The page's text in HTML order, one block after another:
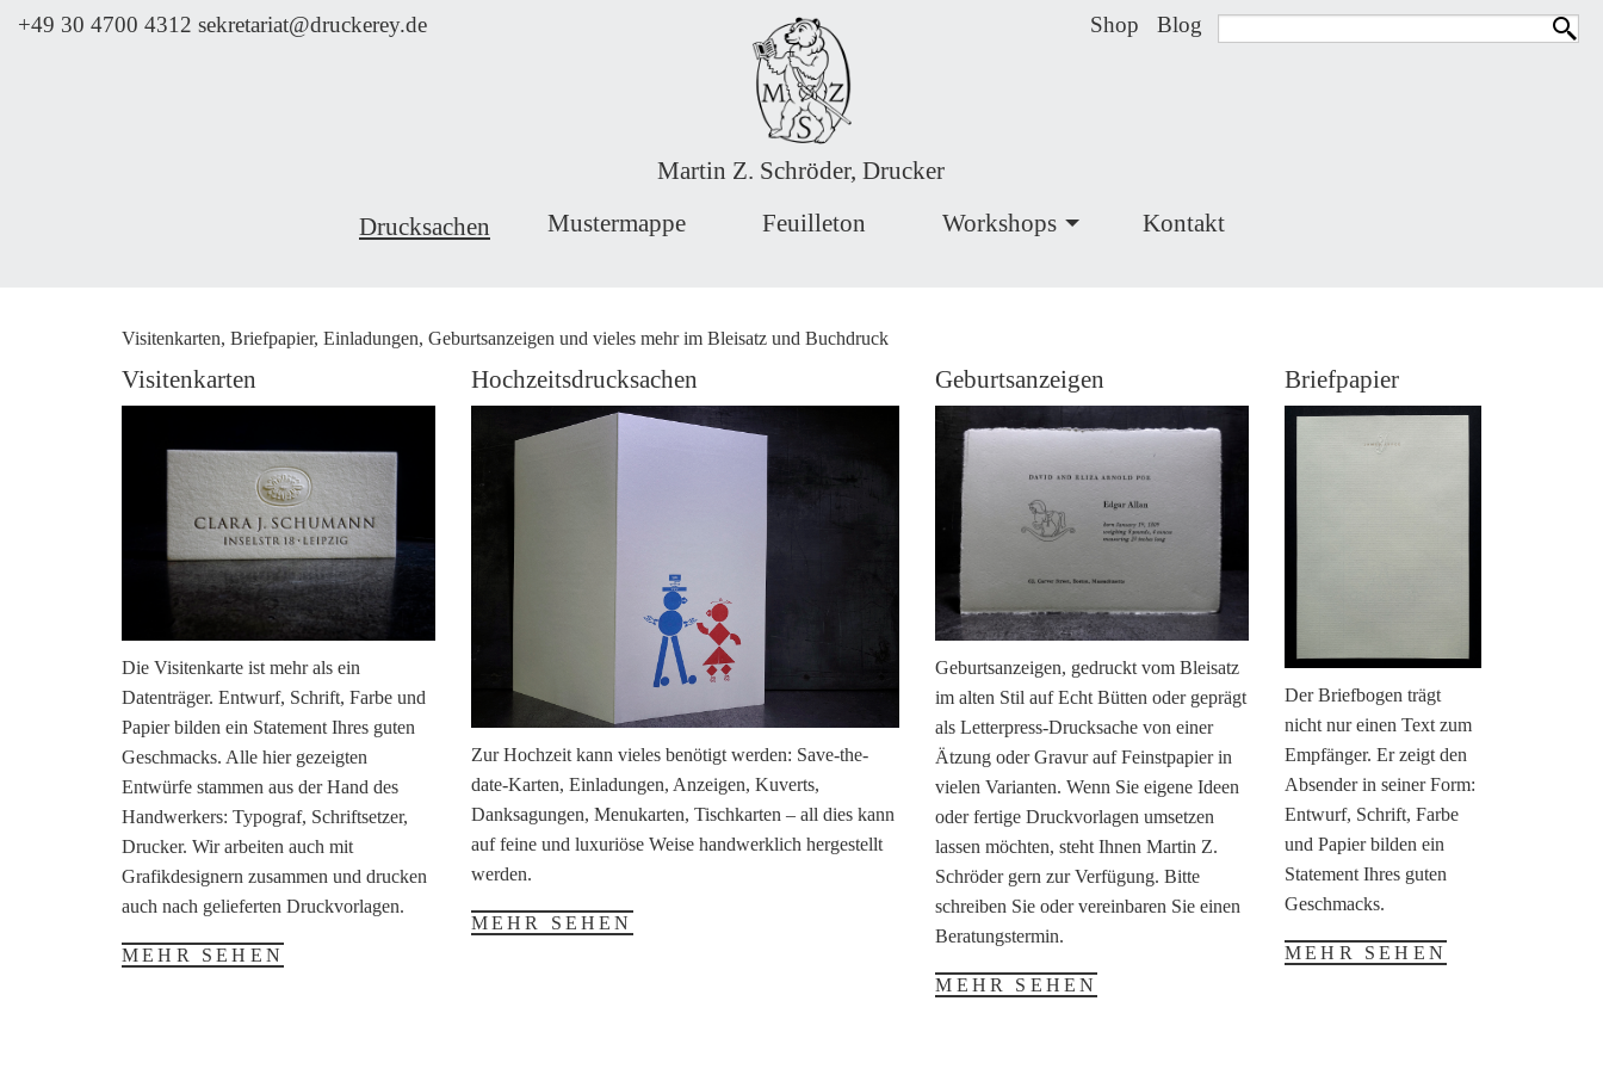
+49 30 4700 4312 sekretariat@druckerey.de
Martin Z. Schröder, Drucker
Shop Blog
Drucksachen Mustermappe Feuilleton Workshops Kontakt
Visitenkarten, Briefpapier, Einladungen, Geburtsanzeigen und vieles mehr im Bleisatz und Buchdruck
Visitenkarten
Die Visitenkarte ist mehr als ein
Datenträger. Entwurf, Schrift, Farbe und
Papier bilden ein Statement Ihres guten
Geschmacks. Alle hier gezeigten
Entwürfe stammen aus der Hand des
Handwerkers: Typograf, Schriftsetzer,
Drucker. Wir arbeiten auch mit
Grafikdesignern zusammen und drucken
auch nach gelieferten Druckvorlagen.
MEHR SEHEN
Hochzeitsdrucksachen
Zur Hochzeit kann vieles benötigt werden: Save-the-
date-Karten, Einladungen, Anzeigen, Kuverts,
Danksagungen, Menukarten, Tischkarten – all dies kann
auf feine und luxuriöse Weise handwerklich hergestellt
werden.
MEHR SEHEN
Geburtsanzeigen
Geburtsanzeigen, gedruckt vom Bleisatz
im alten Stil auf Echt Bütten oder geprägt
als Letterpress-Drucksache von einer
Ätzung oder Gravur auf Feinstpapier in
vielen Varianten. Wenn Sie eigene Ideen
oder fertige Druckvorlagen umsetzen
lassen möchten, steht Ihnen Martin Z.
Schröder gern zur Verfügung. Bitte
schreiben Sie oder vereinbaren Sie einen
Beratungstermin.
MEHR SEHEN
Briefpapier
Der Briefbogen trägt
nicht nur einen Text zum
Empfänger. Er zeigt den
Absender in seiner Form:
Entwurf, Schrift, Farbe
und Papier bilden ein
Statement Ihres guten
Geschmacks.
MEHR SEHEN